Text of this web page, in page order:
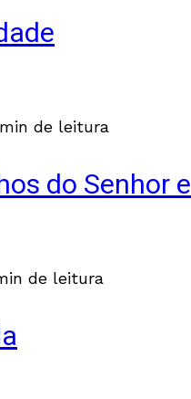
de leitura
do
de leitura